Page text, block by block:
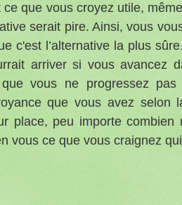
que vous croyez utile,
serait pire. Ainsi, vous
c'est l’alternative la plus
arriver si vous avancez
que vous ne progressez
que vous avez selon
place, peu importe combien
vous ce que vous craignez